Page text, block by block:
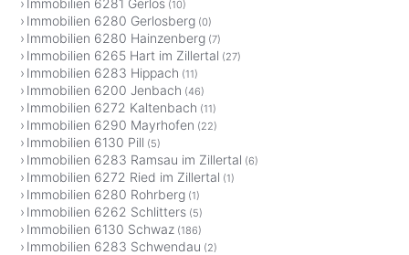
Immobilien 6281 Gerlos (10)
Immobilien 6280 Gerlosberg (0)
Immobilien 6280 Hainzenberg (7)
Immobilien 6265 Hart im Zillertal (27)
Immobilien 6283 Hippach (11)
Immobilien 6200 Jenbach (46)
Immobilien 6272 Kaltenbach (11)
Immobilien 6290 Mayrhofen (22)
Immobilien 6130 Pill (5)
Immobilien 6283 Ramsau im Zillertal (6)
Immobilien 6272 Ried im Zillertal (1)
Immobilien 6280 Rohrberg (1)
Immobilien 6262 Schlitters (5)
Immobilien 6130 Schwaz (186)
Immobilien 6283 Schwendau (2)